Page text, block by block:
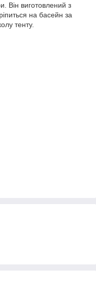
Він виготовлений з
на басейн за
тенту.